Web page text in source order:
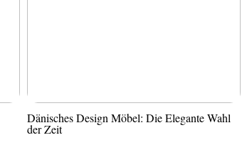
Dänisches Design Möbel: Die Elegante Wahl
der Zeit